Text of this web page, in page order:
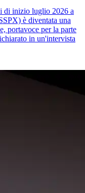
di inizio luglio 2026 a
è diventata una
portavoce per la parte
in un'intervista